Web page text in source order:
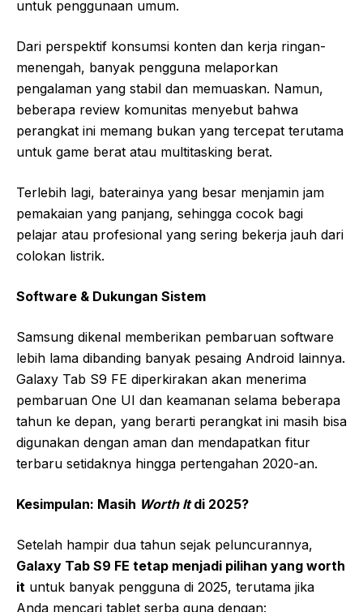
untuk penggunaan umum.
Dari perspektif konsumsi konten dan kerja ringan-
menengah, banyak pengguna melaporkan
pengalaman yang stabil dan memuaskan. Namun,
beberapa review komunitas menyebut bahwa
perangkat ini memang bukan yang tercepat terutama
untuk game berat atau multitasking berat.
Terlebih lagi, baterainya yang besar menjamin jam
pemakaian yang panjang, sehingga cocok bagi
pelajar atau profesional yang sering bekerja jauh dari
colokan listrik.
Software & Dukungan Sistem
Samsung dikenal memberikan pembaruan software
lebih lama dibanding banyak pesaing Android lainnya.
Galaxy Tab S9 FE diperkirakan akan menerima
pembaruan One UI dan keamanan selama beberapa
tahun ke depan, yang berarti perangkat ini masih bisa
digunakan dengan aman dan mendapatkan fitur
terbaru setidaknya hingga pertengahan 2020-an.
Kesimpulan: Masih Worth Itdi 2025?
Setelah hampir dua tahun sejak peluncurannya,
Galaxy Tab S9 FE tetap menjadi pilihan yang worth
it untuk banyak pengguna di 2025, terutama jika
Anda mencari tablet serba guna dengan: